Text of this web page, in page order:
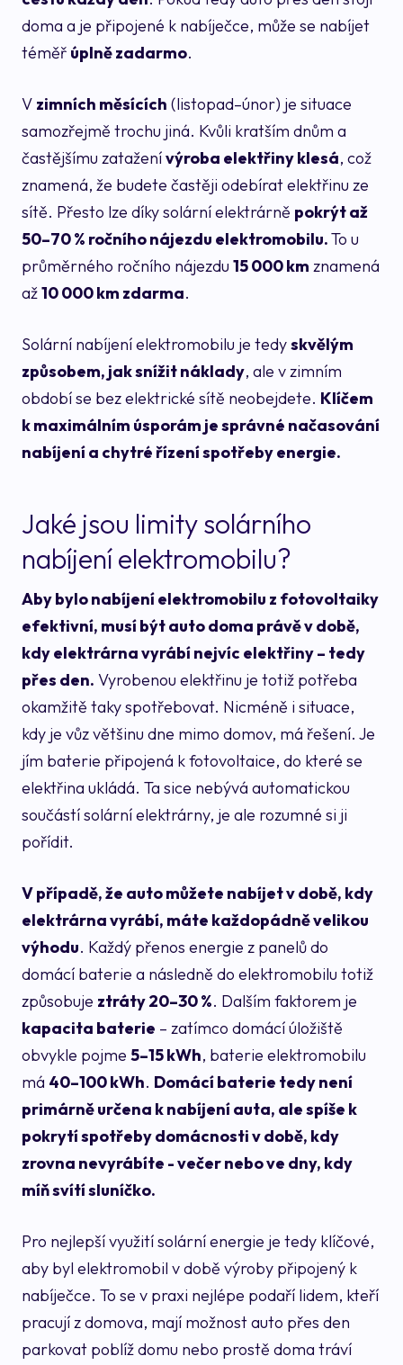
doma a je připojené k nabíječce, může se nabíjet
téměř úplně zadarmo.
V zimních měsících (listopad–únor) je situace
samozřejmě trochu jiná. Kvůli kratším dnům a
častějšímu zataženívýroba elektřiny klesá, což
znamená, že budete častěji odebírat elektřinu ze
sítě. Přesto lze díky solární elektrárně pokrýt až
50–70 % ročního nájezdu elektromobilu.To u
průměrného ročního nájezdu 15 000 km znamená
až10 000 km zdarma.
Solární nabíjení elektromobilu je tedyskvělým
způsobem, jak snížit náklady, ale v zimním
období se bez elektrické sítě neobejdete. Klíčem
k maximálním úsporám je správné načasování
nabíjení a chytré řízení spotřeby energie.
Jaké jsou limity solárního
nabíjení elektromobilu?
Aby bylo nabíjení elektromobilu z fotovoltaiky
efektivní, musí být auto doma právě v době,
kdy elektrárna vyrábí nejvíc elektřiny – tedy
přes den. Vyrobenou elektřinu je totiž potřeba
okamžitě taky spotřebovat. Nicméně i situace,
kdy je vůz většinu dne mimo domov, má řešení. Je
jím baterie připojená k fotovoltaice, do které se
elektřina ukládá. Ta sice nebývá automatickou
součástí solární elektrárny, je ale rozumné si ji
pořídit.
V případě, že auto můžete nabíjet v době, kdy
elektrárna vyrábí, máte každopádně velikou
výhodu. Každý přenos energie z panelů do
domácí baterie a následně do elektromobilu totiž
způsobuje ztráty 20–30 %. Dalším faktorem je
kapacita baterie – zatímco domácí úložiště
obvykle pojme 5–15 kWh, baterie elektromobilu
má 40–100 kWh. Domácí baterie tedy není
primárně určena k nabíjení auta, ale spíše k
pokrytí spotřeby domácnosti v době, kdy
zrovna nevyrábíte - večer nebo ve dny, kdy
míň svítí sluníčko.
Pro nejlepší využití solární energie je tedy klíčové,
aby byl elektromobil v době výroby připojený k
nabíječce. To se v praxi nejlépe podaří lidem, kteří
pracují z domova, mají možnost auto přes den
parkovat poblíž domu nebo prostě doma tráví